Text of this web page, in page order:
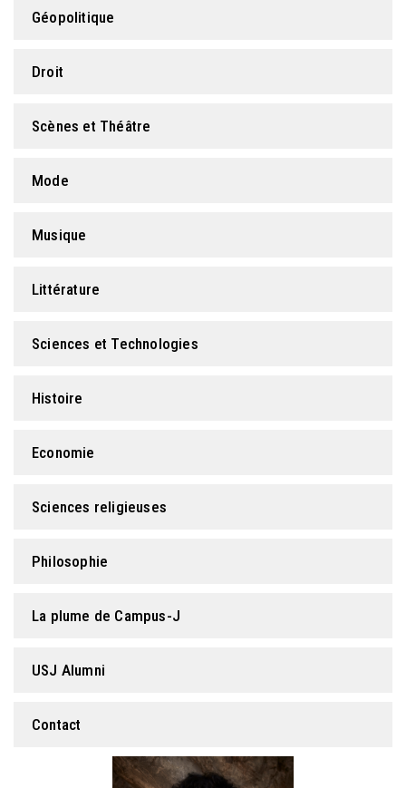
Géopolitique
Droit
Scènes et Théâtre
Mode
Musique
Littérature
Sciences et Technologies
Histoire
Economie
Sciences religieuses
Philosophie
La plume de Campus-J
USJ Alumni
Contact